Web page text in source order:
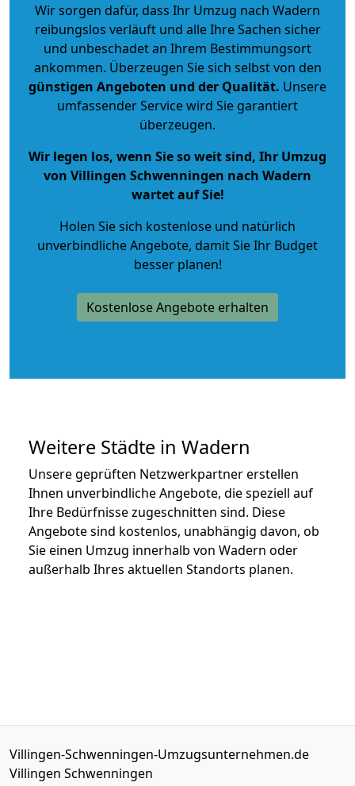
Wir sorgen dafür, dass Ihr Umzug nach Wadern
reibungslos verläuft und alle Ihre Sachen sicher
und unbeschadet an Ihrem Bestimmungsort
ankommen. Überzeugen Sie sich selbst von den
günstigen Angeboten und der Qualität. Unsere
umfassender Service wird Sie garantiert
überzeugen.
Wir legen los, wenn Sie so weit sind, Ihr Umzug
von Villingen Schwenningen nach Wadern
wartet auf Sie!
Holen Sie sich kostenlose und natürlich
unverbindliche Angebote, damit Sie Ihr Budget
besser planen!
Kostenlose Angebote erhalten
Weitere Städte in Wadern
Unsere geprüften Netzwerkpartner erstellen
Ihnen unverbindliche Angebote, die speziell auf
Ihre Bedürfnisse zugeschnitten sind. Diese
Angebote sind kostenlos, unabhängig davon, ob
Sie einen Umzug innerhalb von Wadern oder
außerhalb Ihres aktuellen Standorts planen.
Villingen-Schwenningen-Umzugsunternehmen.de
Villingen Schwenningen